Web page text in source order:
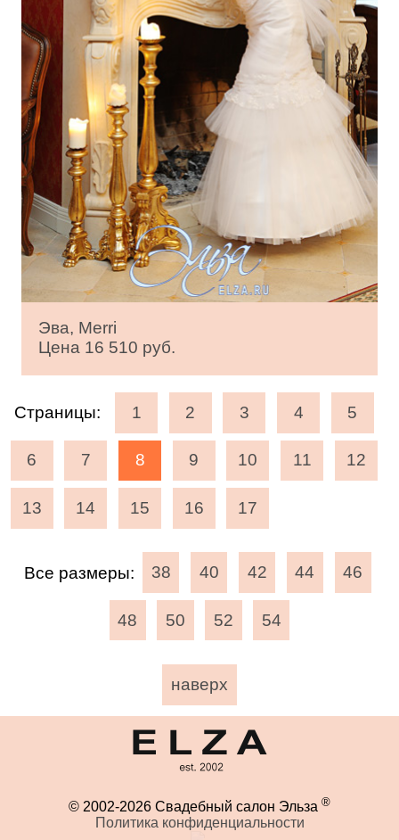
Эва, Merri
Цена 16 510 руб.
Страницы: 1 2 3 4 5
6 7 8 9 10 11 12
13 14 15 16 17
Все размеры: 38 40 42 44 46
48 50 52 54
наверх
© 2002-2026 Свадебный салон Эльза ®
Политика конфиденциальности